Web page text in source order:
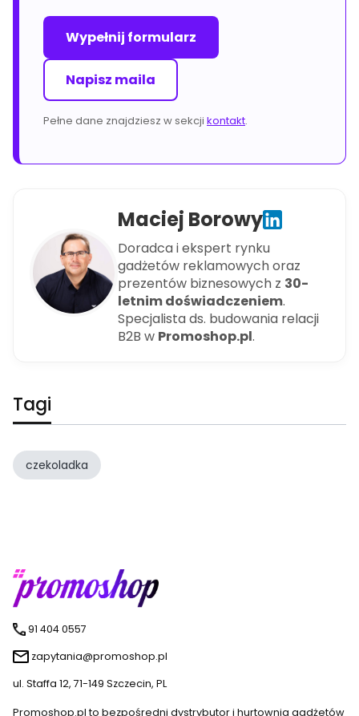
Wypełnij formularz
Napisz maila
Pełne dane znajdziesz w sekcji kontakt.
Maciej Borowy
Doradca i ekspert rynku
gadżetów reklamowych oraz
prezentów biznesowych z 30-
letnim doświadczeniem.
Specjalista ds. budowania relacji
B2B w Promoshop.pl.
Tagi
czekoladka
91 404 0557
zapytania@promoshop.pl
ul. Staffa 12, 71-149 Szczecin, PL
Promoshop.pl to bezpośredni dystrybutor i hurtownia gadżetów